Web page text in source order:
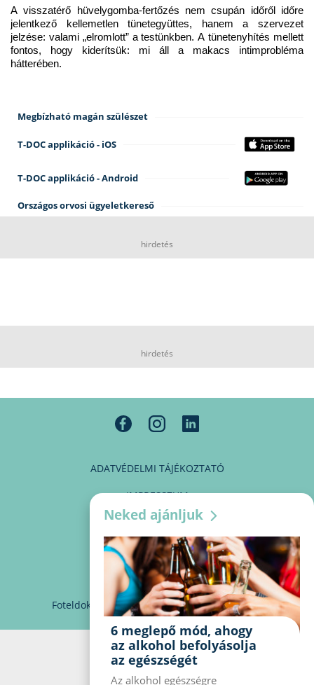
A visszatérő hüvelygomba-fertőzés nem csupán időről időre
jelentkező kellemetlen tünetegyüttes, hanem a szervezet
jelzése: valami „elromlott” a testünkben. A tünetenyhítés mellett
fontos, hogy kiderítsük: mi áll a makacs intimprobléma
hátterében.
Megbízható magán szülészet
T-DOC applikáció - iOS
T-DOC applikáció - Android
Országos orvosi ügyeletkereső
hirdetés
hirdetés
ADATVÉDELMI TÁJÉKOZTATÓ
IMPRESSZUM
MÉDIAAJÁNLAT
PARTNEREINK
KAPCSOLAT
Foteldoki info@foteldoki.hu Süti beállítások
Neked ajánljuk
6 meglepő mód, ahogy
az alkohol befolyásolja
az egészségét
Az alkohol egészségre